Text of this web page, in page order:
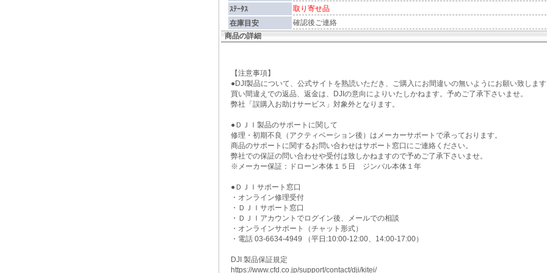
ｽﾃｰﾀｽ
取り寄せ品
在庫目安
確認後ご連絡
商品の詳細
【注意事項】
●DJI製品について、公式サイトを熟読いただき、ご購入にお間違いの無いようにお願い致しま
買い間違えでの返品、返金は、DJIの意向によりいたしかねます。予めご了承下さいませ。
弊社「誤購入お助けサービス」対象外となります。
●ＤＪＩ製品のサポートに関して
修理・初期不良（アクティベーション後）はメーカーサポートで承っております。
商品のサポートに関するお問い合わせはサポート窓口にご連絡ください。
弊社での保証の問い合わせや受付は致しかねますので予めご了承下さいませ。
※メーカー保証：ドローン本体１５日 ジンバル本体１年
●ＤＪＩサポート窓口
・オンライン修理受付
・ＤＪＩサポート窓口
・ＤＪＩアカウントでログイン後、メールでの相談
・オンラインサポート（チャット形式）
・電話 03-6634-4949 （平日:10:00-12:00、14:00-17:00）
DJI 製品保証規定
https://www.cfd.co.jp/support/contact/dji/kitei/